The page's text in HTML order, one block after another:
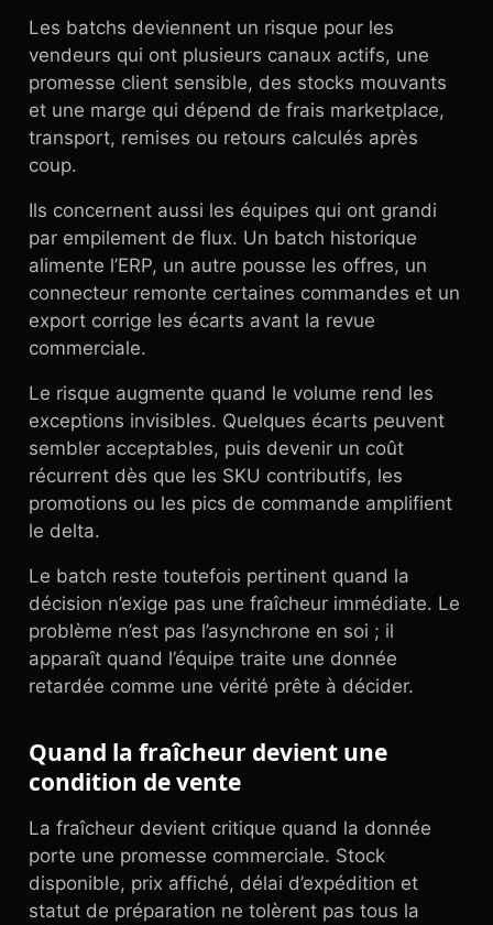
Les batchs deviennent un risque pour les
vendeurs qui ont plusieurs canaux actifs, une
promesse client sensible, des stocks mouvants
et une marge qui dépend de frais marketplace,
transport, remises ou retours calculés après
coup.
Ils concernent aussi les équipes qui ont grandi
par empilement de flux. Un batch historique
alimente l’ERP, un autre pousse les offres, un
connecteur remonte certaines commandes et un
export corrige les écarts avant la revue
commerciale.
Le risque augmente quand le volume rend les
exceptions invisibles. Quelques écarts peuvent
sembler acceptables, puis devenir un coût
récurrent dès que les SKU contributifs, les
promotions ou les pics de commande amplifient
le delta.
Le batch reste toutefois pertinent quand la
décision n’exige pas une fraîcheur immédiate. Le
problème n’est pas l’asynchrone en soi ; il
apparaît quand l’équipe traite une donnée
retardée comme une vérité prête à décider.
Quand la fraîcheur devient une
condition de vente
La fraîcheur devient critique quand la donnée
porte une promesse commerciale. Stock
disponible, prix affiché, délai d’expédition et
statut de préparation ne tolèrent pas tous la